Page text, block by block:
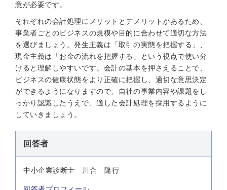
意が必要です。
それぞれの会計処理にメリットとデメリットがあるため、
事業者ごとのビジネスの規模や目的に合わせて適切な方法
を選びましょう。発生主義は「取引の実態を把握する」、
現金主義は「お金の流れを把握する」という視点で使い分
けると理解しやすいです。会計の基本を押さえることで、
ビジネスの健康状態をより正確に把握し、適切な意思決定
ができるようになりますので、自社の事業内容や課題をし
っかり認識したうえで、適した会計処理を採用するように
していきましょう。
回答者
中小企業診断士 川合 隆行